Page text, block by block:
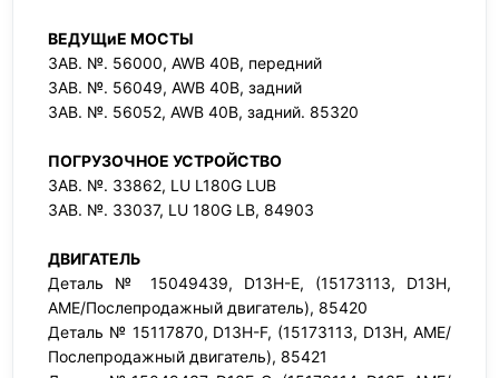
ВЕДУЩиЕ МОСТЫ
ЗАВ. №. 56000, AWB 40B, передний
ЗАВ. №. 56049, AWB 40B, задний
ЗАВ. №. 56052, AWB 40B, задний. 85320
ПОГРУЗОЧНОЕ УСТРОЙСТВО
ЗАВ. №. 33862, LU L180G LUB
ЗАВ. №. 33037, LU 180G LB, 84903
ДВИГАТЕЛЬ
Деталь № 15049439, D13H-E, (15173113, D13H,
AME/Послепродажный двигатель), 85420
Деталь № 15117870, D13H-F, (15173113, D13H, AME/
Послепродажный двигатель), 85421